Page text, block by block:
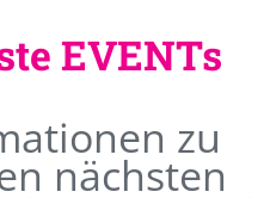
EVENTs
zu
nächsten